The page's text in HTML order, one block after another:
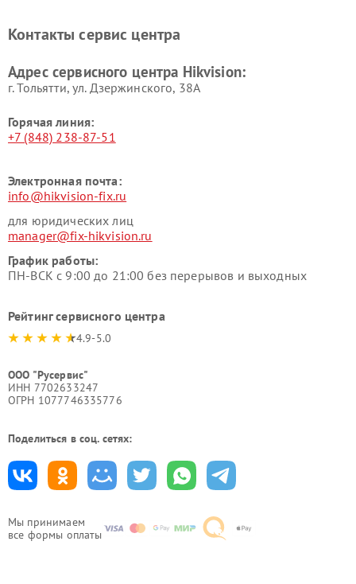
Мы принимаем
все формы оплаты
Контакты сервис центра
Адрес сервисного центра Hikvision:
г. Тольятти, ул. Дзержинского, 38А
Горячая линия:
+7 (848) 238-87-51
Электронная почта:
info@hikvision-fix.ru
для юридических лиц
manager@fix-hikvision.ru
График работы:
ПН-ВСК с 9:00 до 21:00 без перерывов и выходных
Рейтинг сервисного центра
4.9-5.0
ООО "Русервис"
ИНН 7702633247
ОГРН 1077746335776
Поделиться в соц. сетях: